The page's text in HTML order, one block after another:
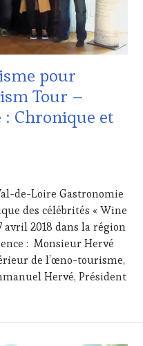
pour
Tour –
: Chronique et
de-Loire Gastronomie
des célébrités « Wine
avril 2018 dans la région
: Monsieur Hervé
de l’œno-tourisme,
Hervé, Président
Tourisme pour